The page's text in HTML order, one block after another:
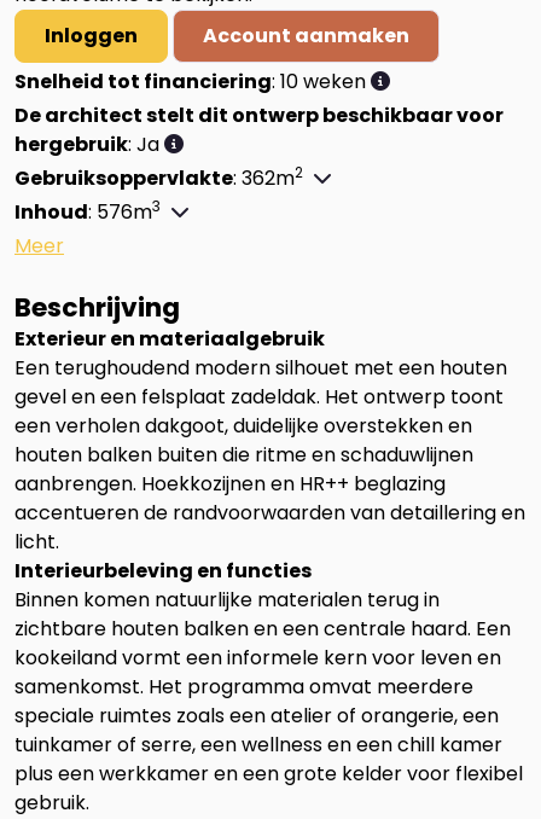
Inloggen
Account aanmaken
Snelheid tot financiering: 10 weken
De architect stelt dit ontwerp beschikbaar voor
hergebruik: Ja
Gebruiksoppervlakte: 362m2
Inhoud: 576m3
Beschrijving
Exterieur en materiaalgebruik
Een terughoudend modern silhouet met een houten
gevel en een felsplaat zadeldak. Het ontwerp toont
een verholen dakgoot, duidelijke overstekken en
houten balken buiten die ritme en schaduwlijnen
aanbrengen. Hoekkozijnen en HR++ beglazing
accentueren de randvoorwaarden van detaillering en
licht.
Interieurbeleving en functies
Binnen komen natuurlijke materialen terug in
zichtbare houten balken en een centrale haard. Een
kookeiland vormt een informele kern voor leven en
samenkomst. Het programma omvat meerdere
speciale ruimtes zoals een atelier of orangerie, een
tuinkamer of serre, een wellness en een chill kamer
plus een werkkamer en een grote kelder voor flexibel
gebruik.